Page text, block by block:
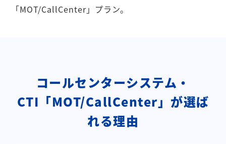
「MOT/CallCenter」プラン。
コールセンターシステム・
CTI「MOT/CallCenter」が選ば
れる理由